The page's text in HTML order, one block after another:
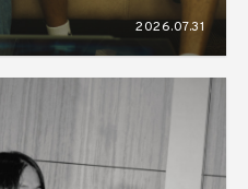
2026.07.31